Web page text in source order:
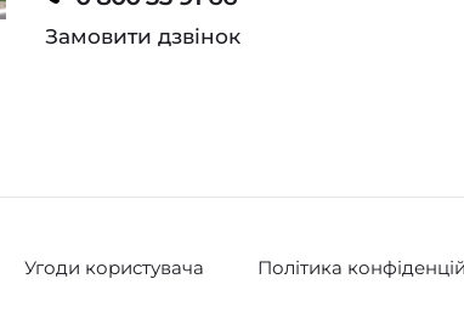
Замовити дзвінок
Угоди користувача Політика